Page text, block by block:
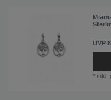
UVP
* inkl.